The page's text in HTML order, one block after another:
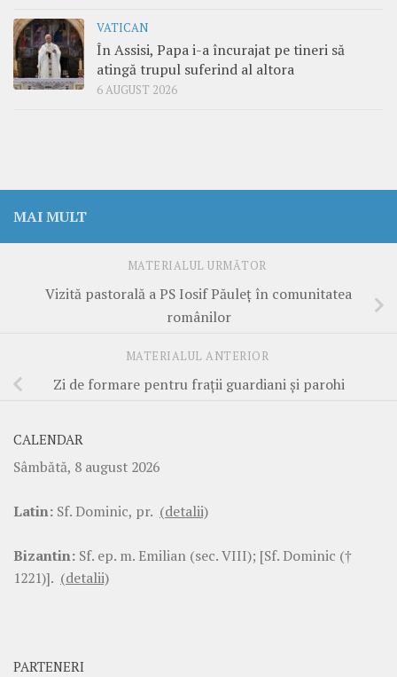
VATICAN
În Assisi, Papa i-a încurajat pe tineri să
atingă trupul suferind al altora
6 AUGUST 2026
MAI MULT
MATERIALUL URMĂTOR
Vizită pastorală a PS Iosif Păuleț în comunitatea
românilor
MATERIALUL ANTERIOR
Zi de formare pentru frații guardiani și parohi
CALENDAR
Sâmbătă, 8 august 2026
Latin: Sf. Dominic, pr. (detalii)
Bizantin: Sf. ep. m. Emilian (sec. VIII); [Sf. Dominic (†
1221)]. (detalii)
PARTENERI